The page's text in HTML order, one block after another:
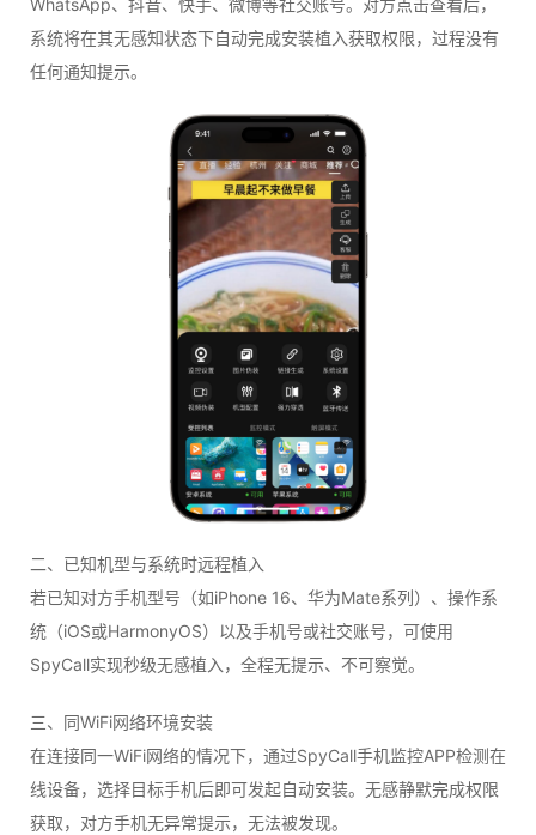
WhatsApp、抖音、快手、微博等社交账号。对方点击查看后，
系统将在其无感知状态下自动完成安装植入获取权限，过程没有
任何通知提示。
二、已知机型与系统时远程植入
若已知对方手机型号（如iPhone 16、华为Mate系列）、操作系
统（iOS或HarmonyOS）以及手机号或社交账号，可使用
SpyCall实现秒级无感植入，全程无提示、不可察觉。
三、同WiFi网络环境安装
在连接同一WiFi网络的情况下，通过SpyCall手机监控APP检测在
线设备，选择目标手机后即可发起自动安装。无感静默完成权限
获取，对方手机无异常提示，无法被发现。